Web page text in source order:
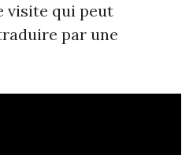
visite qui peut
par une